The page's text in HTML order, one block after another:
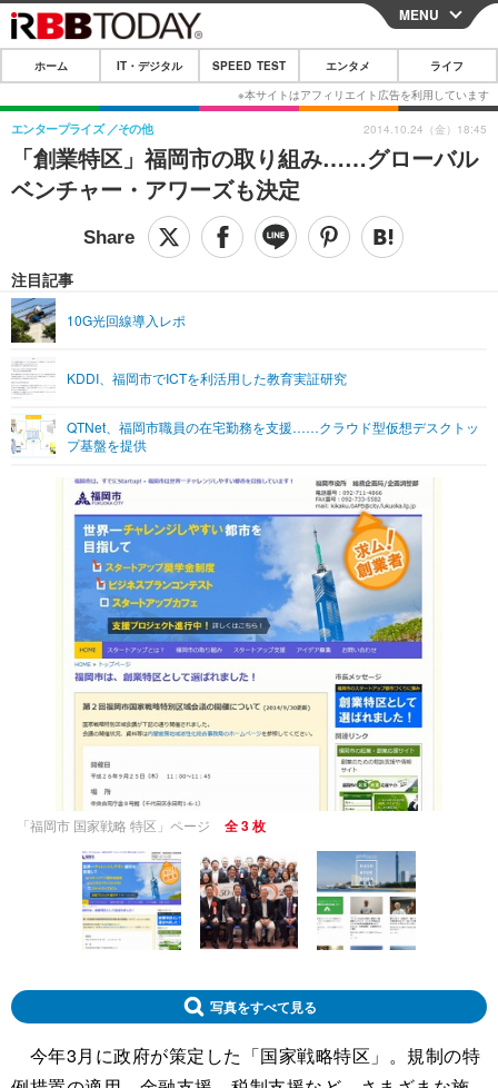
CLOSE
ホーム
IT・デジタル
IT・デジタルTOP スマートフォン
ショッピング その他
SPEED TEST
エンタメTOP 映画・ドラマ
グラビア
ショッピング その他
ライフTOP
リリース一覧
プッシュ通知の停止方法
MENU
ホーム IT・デジタル SPEED TEST エンタメ ライフ
「創業特区」福岡市の取り組み……グローバル
ベンチャー・アワーズも決定
エンタープライズ その他
注目記事
10G光回線導入レポ
KDDI、福岡市でICTを利活用した教育実証研究
QTNet、福岡市職員の在宅勤務を支援……クラウド型仮想デスクトッ
プ基盤を提供
2014.10.24（金）18:45
「福岡市 国家戦略 特区」ページ 全 3 枚
写真をすべて見る
今年3月に政府が策定した「国家戦略特区」。規制の特